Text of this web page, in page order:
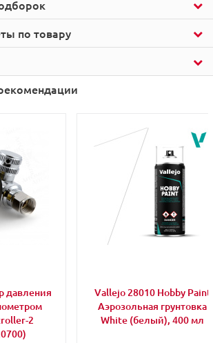
по товару
давления
2
Vallejo 28010 Hobby Paint
Аэрозольная грунтовка
White (белый), 400 мл